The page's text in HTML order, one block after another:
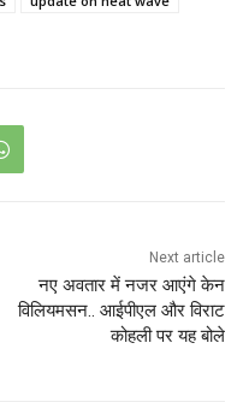
Next article
नए अवतार में नजर आएंगे केन
विलियमसन.. आईपीएल और विराट
कोहली पर यह बोले